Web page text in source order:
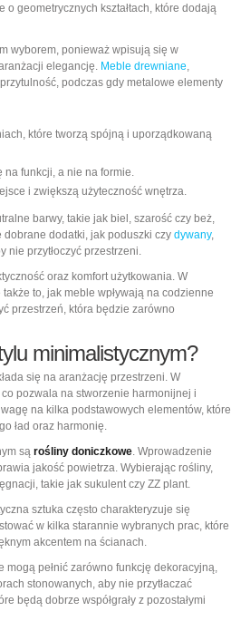
o geometrycznych kształtach, które dodają
wyborem, ponieważ wpisują się w
elegancję. Meble drewniane,
podczas gdy metalowe elementy
które tworzą spójną i uporządkowaną
funkcji, a nie na formie.
i zwiększą użyteczność wnętrza.
barwy, takie jak biel, szarość czy beż,
dobrane dodatki, jak poduszki czy dywany,
nie przytłoczyć przestrzeni.
oraz komfort użytkowania. W
to, jak meble wpływają na codzienne
przestrzeń, która będzie zarówno
minimalistycznym?
się na aranżację przestrzeni. W
pozwala na stworzenie harmonijnej i
na kilka podstawowych elementów, które
ład oraz harmonię.
są rośliny doniczkowe. Wprowadzenie
jakość powietrza. Wybierając rośliny,
takie jak sukulent czy ZZ plant.
sztuka często charakteryzuje się
w kilka starannie wybranych prac, które
akcentem na ścianach.
mogą pełnić zarówno funkcję dekoracyjną,
stonowanych, aby nie przytłaczać
będą dobrze współgrały z pozostałymi